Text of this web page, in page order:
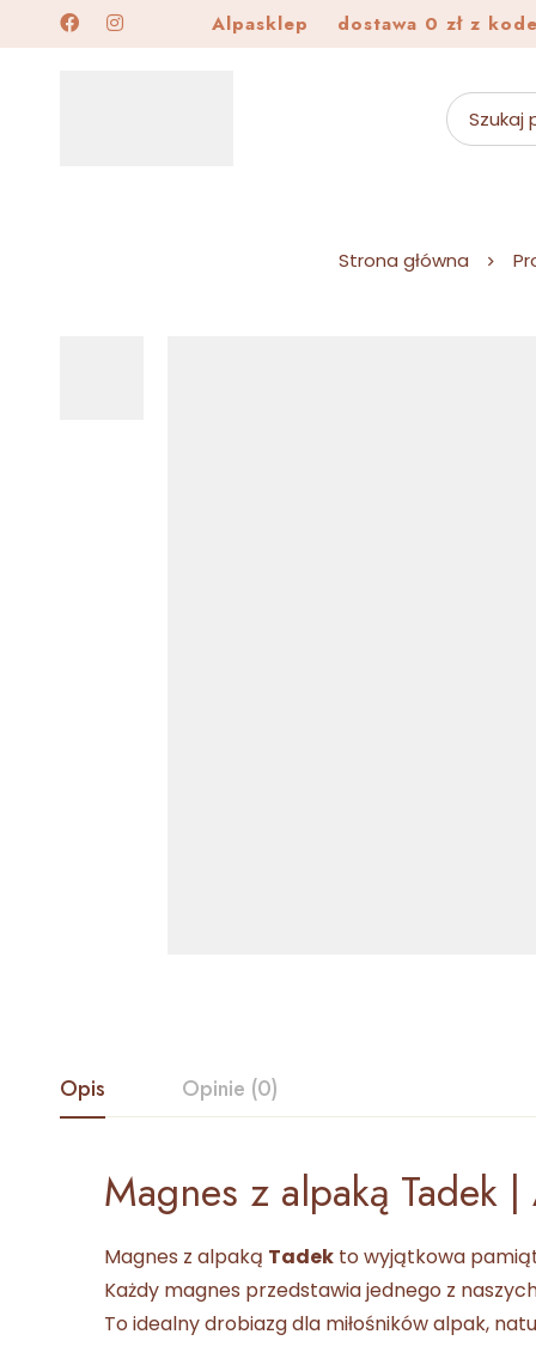
Alpasklep dostawa 0 zł z
Strona główna
Opis Opinie (0)
Magnes z alpaką Tadek
Magnes z alpaką Tadek to wyjątkowa
Każdy magnes przedstawia jednego z
To idealny drobiazg dla miłośników alpak,